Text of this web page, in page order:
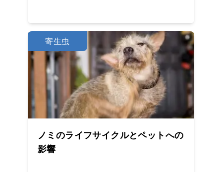
寄生虫
ノミのライフサイクルとペットへの
影響